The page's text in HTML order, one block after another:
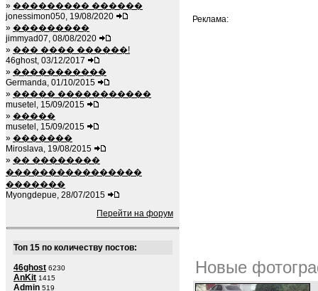
» ��������� ������
jonessimon050, 19/08/2020
» ���������
jimmyad07, 08/08/2020
» ��� ���� ������!
46ghost, 03/12/2017
» �����������
Germanda, 01/10/2015
» ����� �����������
musetel, 15/09/2015
» �����
musetel, 15/09/2015
» �������
Miroslava, 19/08/2015
» �� ��������
����������������
�������
Myongdepue, 28/07/2015
Перейти на форум
Топ 15 по количеству постов:
46ghost 6230
AnKit 1415
Admin 519
Реклама:
Новые